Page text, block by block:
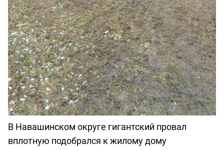
В Навашинском округе гигантский провал
вплотную подобрался к жилому дому